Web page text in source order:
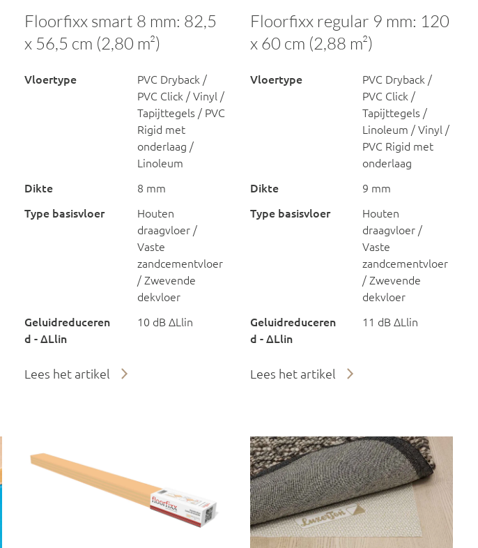
Floorfixx smart 8 mm: 82,5
x 56,5 cm (2,80 m²)
Vloertype
PVC Dryback /
PVC Click / Vinyl /
Tapijttegels / PVC
Rigid met
onderlaag /
Linoleum
Dikte
8 mm
Type basisvloer
Houten
draagvloer /
Vaste
zandcementvloer
/ Zwevende
dekvloer
Geluidreduceren
d - ΔLlin
10 dB ΔLlin
Lees het artikel
Floorfixx regular 9 mm: 120
x 60 cm (2,88 m²)
Vloertype
PVC Dryback /
PVC Click /
Tapijttegels /
Linoleum / Vinyl /
PVC Rigid met
onderlaag
Dikte
9 mm
Type basisvloer
Houten
draagvloer /
Vaste
zandcementvloer
/ Zwevende
dekvloer
Geluidreduceren
d - ΔLlin
11 dB ΔLlin
Lees het artikel